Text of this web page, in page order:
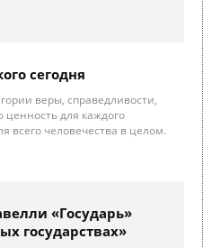
сегодня
веры, справедливости,
ценность для каждого
всего человечества в целом.
«Государь»
государствах»